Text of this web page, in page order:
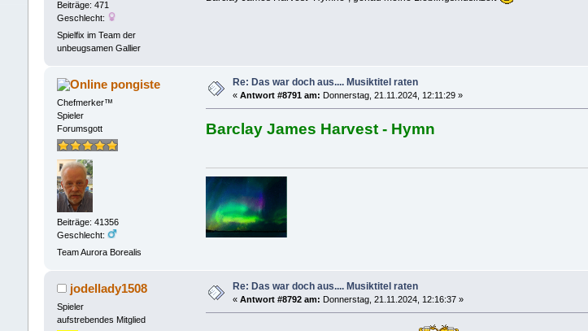
Beiträge: 471
Geschlecht:
Spielfix im Team der
unbeugsamen Gallier
pongiste
Chefmerker™
Spieler
Forumsgott
Beiträge: 41356
Geschlecht:
Team Aurora Borealis
Re: Das war doch aus.... Musiktitel raten
« Antwort #8791 am: Donnerstag, 21.11.2024, 12:11:29 »
Barclay James Harvest - Hymn
jodellady1508
Spieler
aufstrebendes Mitglied
Re: Das war doch aus.... Musiktitel raten
« Antwort #8792 am: Donnerstag, 21.11.2024, 12:16:37 »